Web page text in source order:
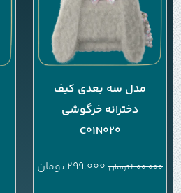
مدل سه بعدی کیف
دخترانه خرگوشی
C01N020
400.000تومان 299.000 تومان